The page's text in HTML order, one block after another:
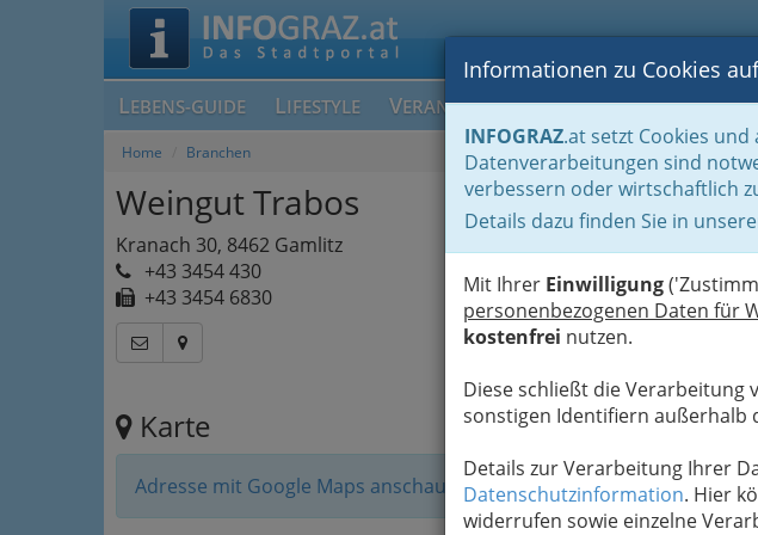
LEBENS-GUIDE LIFESTYLE VERANSTALTUNGEN BLOGS FOTOS
Informationen zu Cookies
INFOGRAZ.at setzt Cookies
Datenverarbeitungen sind
verbessern oder wirtschaftlich
Details dazu finden Sie in
Mit Ihrer Einwilligung
personenbezogenen Daten für
kostenfrei nutzen.
Diese schließt die Verarbeitung
sonstigen Identifiern außerhalb
Details zur Verarbeitung Ihrer
Datenschutzinformation. Hier
widerrufen sowie einzelne
Home Branchen
Weingut Trabos
Kranach 30, 8462 Gamlitz
+43 3454 430
+43 3454 6830
Karte
Adresse mit Google Maps anschauen